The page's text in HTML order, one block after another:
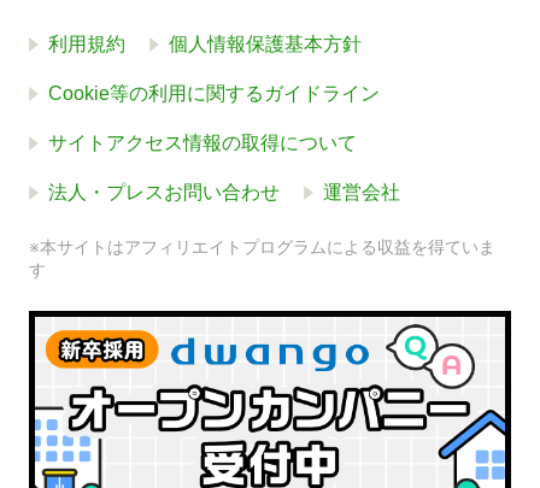
利用規約 個人情報保護基本方針
Cookie等の利用に関するガイドライン
サイトアクセス情報の取得について
法人・プレスお問い合わせ 運営会社
※本サイトはアフィリエイトプログラムによる収益を得ていま
す